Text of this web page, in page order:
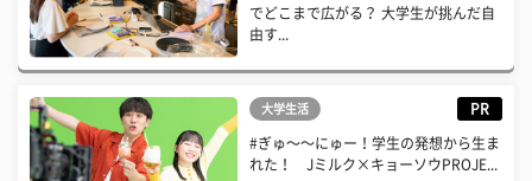
でどこまで広がる？ 大学生が挑んだ自
由す...
大学生活 PR
#ぎゅ〜〜にゅー！学生の発想から生ま
れた！ Jミルク×キョーソウPROJE...